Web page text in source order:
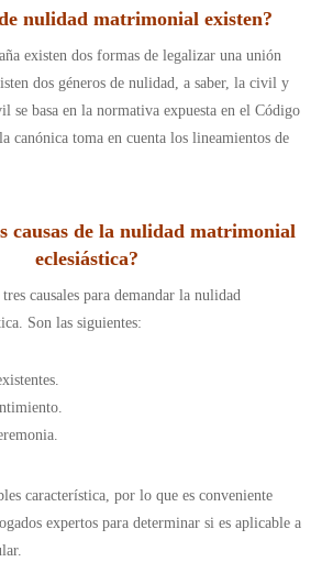
nulidad matrimonial existen?
existen dos formas de legalizar una unión
dos géneros de nulidad, a saber, la civil y
basa en la normativa expuesta en el Código
canónica toma en cuenta los lineamientos de
causas de la nulidad matrimonial
eclesiástica?
causales para demandar la nulidad
Son las siguientes:
característica, por lo que es conveniente
expertos para determinar si es aplicable a